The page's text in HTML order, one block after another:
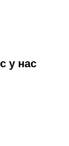
у нас